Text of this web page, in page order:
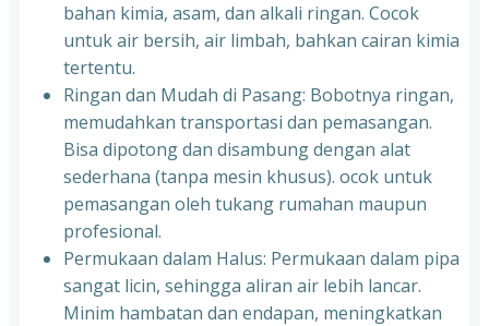
bahan kimia, asam, dan alkali ringan. Cocok
untuk air bersih, air limbah, bahkan cairan kimia
tertentu.
Ringan dan Mudah di Pasang: Bobotnya ringan,
memudahkan transportasi dan pemasangan.
Bisa dipotong dan disambung dengan alat
sederhana (tanpa mesin khusus). ocok untuk
pemasangan oleh tukang rumahan maupun
profesional.
Permukaan dalam Halus: Permukaan dalam pipa
sangat licin, sehingga aliran air lebih lancar.
Minim hambatan dan endapan, meningkatkan